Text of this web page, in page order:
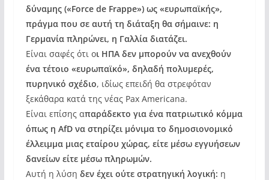
δύναμης («Force de Frappe») ως «ευρωπαϊκής»,
πράγμα που σε αυτή τη διάταξη θα σήμαινε: η
Γερμανία πληρώνει, η Γαλλία διατάζει.
Είναι σαφές ότι οι ΗΠΑ δεν μπορούν να ανεχθούν
ένα τέτοιο «ευρωπαϊκό», δηλαδή πολυμερές,
πυρηνικό σχέδιο, ιδίως επειδή θα στρεφόταν
ξεκάθαρα κατά της νέας Pax Americana.
Είναι επίσης απαράδεκτο για ένα πατριωτικό κόμμα
όπως η AfD να στηρίζει μόνιμα το δημοσιονομικό
έλλειμμα μιας εταίρου χώρας, είτε μέσω εγγυήσεων
δανείων είτε μέσω πληρωμών.
Αυτή η λύση δεν έχει ούτε στρατηγική λογική: η